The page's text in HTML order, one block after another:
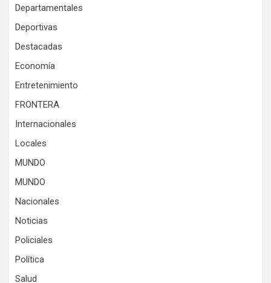
Departamentales
Deportivas
Destacadas
Economía
Entretenimiento
FRONTERA
Internacionales
Locales
MUNDO
MUNDO
Nacionales
Noticias
Policiales
Política
Salud